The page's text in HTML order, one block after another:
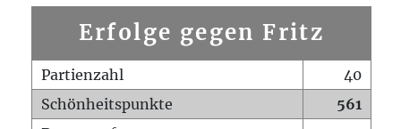
Erfolge gegen Fritz
Partienzahl
40
Schönheitspunkte
561